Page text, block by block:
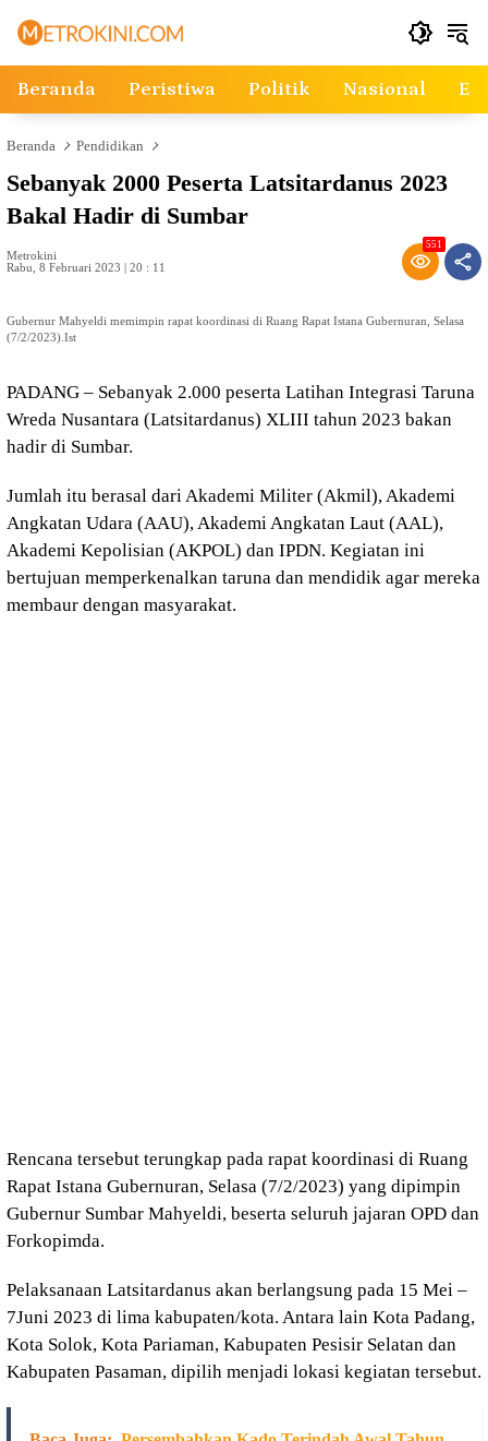
Beranda Peristiwa Politik Nasional
Beranda Pendidikan
Sebanyak 2000 Peserta Latsitardanus 2023
Bakal Hadir di Sumbar
Metrokini
Rabu, 8 Februari 2023 | 20 : 11
551
Gubernur Mahyeldi memimpin rapat koordinasi di Ruang Rapat Istana Gubernuran, Selasa
(7/2/2023).Ist
PADANG – Sebanyak 2.000 peserta Latihan Integrasi Taruna
Wreda Nusantara (Latsitardanus) XLIII tahun 2023 bakan
hadir di Sumbar.
Jumlah itu berasal dari Akademi Militer (Akmil), Akademi
Angkatan Udara (AAU), Akademi Angkatan Laut (AAL),
Akademi Kepolisian (AKPOL) dan IPDN. Kegiatan ini
bertujuan memperkenalkan taruna dan mendidik agar mereka
membaur dengan masyarakat.
Rencana tersebut terungkap pada rapat koordinasi di Ruang
Rapat Istana Gubernuran, Selasa (7/2/2023) yang dipimpin
Gubernur Sumbar Mahyeldi, beserta seluruh jajaran OPD dan
Forkopimda.
Pelaksanaan Latsitardanus akan berlangsung pada 15 Mei –
7Juni 2023 di lima kabupaten/kota. Antara lain Kota Padang,
Kota Solok, Kota Pariaman, Kabupaten Pesisir Selatan dan
Kabupaten Pasaman, dipilih menjadi lokasi kegiatan tersebut.